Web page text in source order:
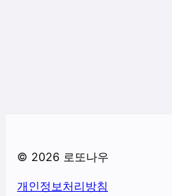
© 2026 로또나우
개인정보처리방침